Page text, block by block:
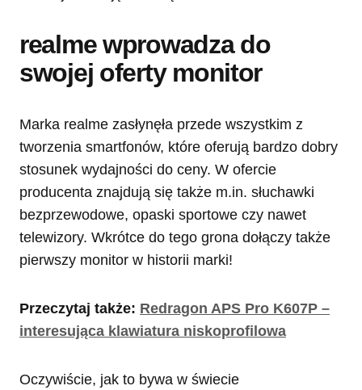
realme wprowadza do
swojej oferty monitor
Marka realme zasłynęła przede wszystkim z
tworzenia smartfonów, które oferują bardzo dobry
stosunek wydajności do ceny. W ofercie
producenta znajdują się także m.in. słuchawki
bezprzewodowe, opaski sportowe czy nawet
telewizory. Wkrótce do tego grona dołączy także
pierwszy monitor w historii marki!
Przeczytaj także: Redragon APS Pro K607P –
interesująca klawiatura niskoprofilowa
Oczywiście, jak to bywa w świecie